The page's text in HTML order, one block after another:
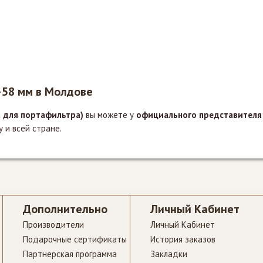
мм в Молдове
портафильтра) вы можете у официального
и всей стране.
Дополнительно
Производители
Подарочные сертификаты
Партнерская программа
Личный Кабинет
Личный Кабинет
История заказов
Закладки